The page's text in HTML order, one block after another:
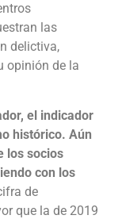
las
delictiva,
opinión de la
el indicador
histórico. Aún
los socios
con los
de
que la de 2019